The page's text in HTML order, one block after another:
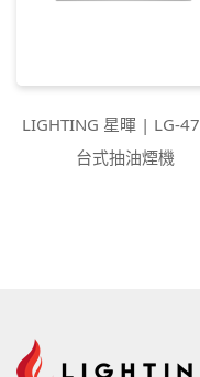
LIGHTING 星暉 | LG-
台式抽油煙機